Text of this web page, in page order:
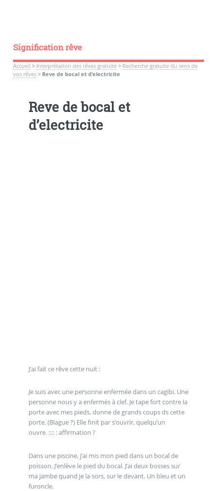
Signification rêve
Accueil > Interprétation des rêves gratuite> Recherche gratuite du sens de
vos rêves> Reve de bocal et d’electricite
Reve de bocal et
d’electricite
J’ai fait ce rêve cette nuit :
Je suis avec une personne enfermée dans un cagibi. Une
personne nous y a enfermés à clef. Je tape fort contre la
porte avec mes pieds, donne de grands coups ds cette
porte. (Blague ?) Elle finit par s’ouvrir, quelqu’un
ouvre. :::: : affirmation ?
Dans une piscine, j’ai mis mon pied dans un bocal de
poisson. J’enlève le pied du bocal. J’ai deux bosses sur
ma jambe quand je la sors, sur le devant. Un bleu et un
furoncle.